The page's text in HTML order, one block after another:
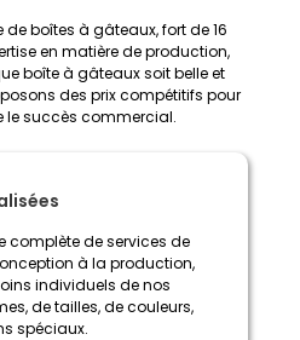
boîtes à gâteaux, fort de 16
en matière de production,
boîte à gâteaux soit belle et
des prix compétitifs pour
le succès commercial.
complète de services de
à la production,
individuels de nos
de tailles, de couleurs,
spéciaux.